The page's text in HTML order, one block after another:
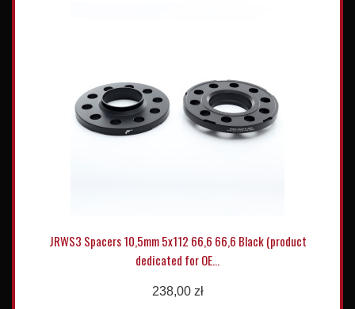
JRWS3 Spacers 10,5mm 5x112 66,6 66,6 Black (product
dedicated for OE...
238,00 zł